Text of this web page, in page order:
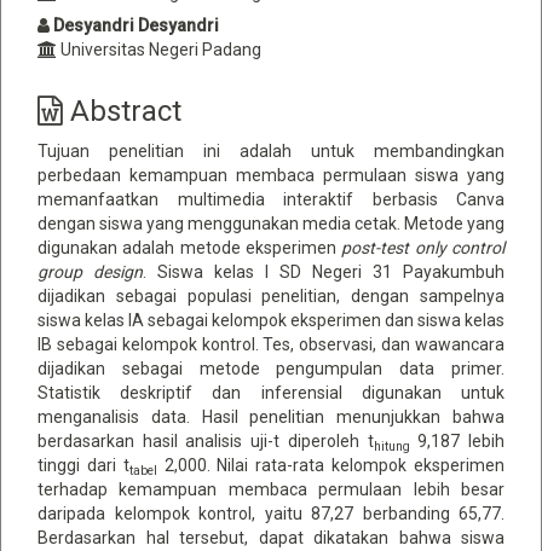
Desyandri Desyandri
Universitas Negeri Padang
Abstract
Tujuan penelitian ini adalah untuk membandingkan
perbedaan kemampuan membaca permulaan siswa yang
memanfaatkan multimedia interaktif berbasis Canva
dengan siswa yang menggunakan media cetak. Metode yang
digunakan adalah metode eksperimen post-test only control
group design . Siswa kelas I SD Negeri 31 Payakumbuh
dijadikan sebagai populasi penelitian, dengan sampelnya
siswa kelas IA sebagai kelompok eksperimen dan siswa kelas
IB sebagai kelompok kontrol. Tes, observasi, dan wawancara
dijadikan sebagai metode pengumpulan data primer.
Statistik deskriptif dan inferensial digunakan untuk
menganalisis data. Hasil penelitian menunjukkan bahwa
berdasarkan hasil analisis uji-t diperoleh thitung 9,187 lebih
tinggi dari ttabel
2,000. Nilai rata-rata kelompok eksperimen
terhadap kemampuan membaca permulaan lebih besar
daripada kelompok kontrol, yaitu 87,27 berbanding 65,77.
Berdasarkan hal tersebut, dapat dikatakan bahwa siswa